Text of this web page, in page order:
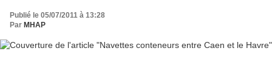
Publié le 05/07/2011 à 13:28
Par MHAP